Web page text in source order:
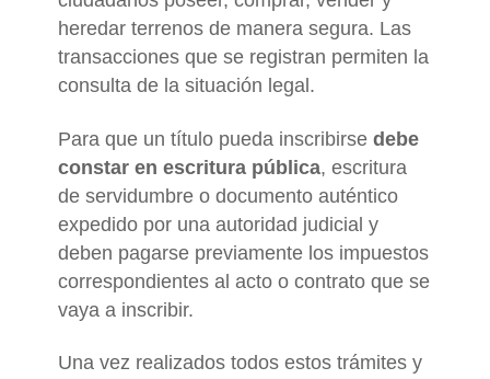
heredar terrenos de manera segura. Las
transacciones que se registran permiten la
consulta de la situación legal.
Para que un título pueda inscribirse debe
constar en escritura pública, escritura
de servidumbre o documento auténtico
expedido por una autoridad judicial y
deben pagarse previamente los impuestos
correspondientes al acto o contrato que se
vaya a inscribir.
Una vez realizados todos estos trámites y